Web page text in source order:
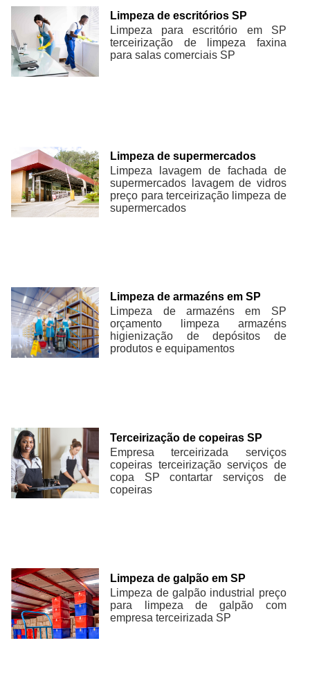
Limpeza de escritórios SP
Limpeza para escritório em SP
terceirização de limpeza faxina
para salas comerciais SP
Limpeza de supermercados
Limpeza lavagem de fachada de
supermercados lavagem de vidros
preço para terceirização limpeza de
supermercados
Limpeza de armazéns em SP
Limpeza de armazéns em SP
orçamento limpeza armazéns
higienização de depósitos de
produtos e equipamentos
Terceirização de copeiras SP
Empresa terceirizada serviços
copeiras terceirização serviços de
copa SP contartar serviços de
copeiras
Limpeza de galpão em SP
Limpeza de galpão industrial preço
para limpeza de galpão com
empresa terceirizada SP